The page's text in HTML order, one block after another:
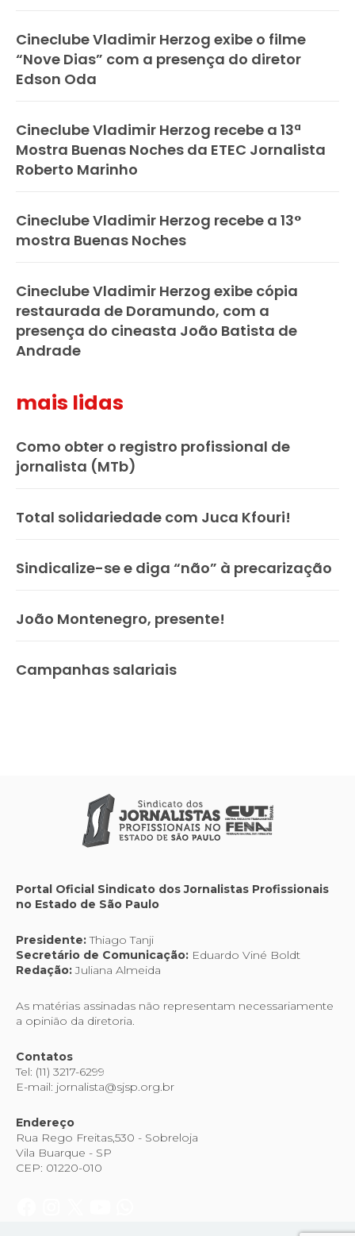
Cineclube Vladimir Herzog exibe o filme
“Nove Dias” com a presença do diretor
Edson Oda
Cineclube Vladimir Herzog recebe a 13ª
Mostra Buenas Noches da ETEC Jornalista
Roberto Marinho
Cineclube Vladimir Herzog recebe a 13°
mostra Buenas Noches
Cineclube Vladimir Herzog exibe cópia
restaurada de Doramundo, com a
presença do cineasta João Batista de
Andrade
mais lidas
Como obter o registro profissional de
jornalista (MTb)
Total solidariedade com Juca Kfouri!
Sindicalize-se e diga “não” à precarização
João Montenegro, presente!
Campanhas salariais
Portal Oficial Sindicato dos Jornalistas Profissionais
no Estado de São Paulo
Presidente:Thiago Tanji
Secretário de Comunicação: Eduardo Viné Boldt
Redação:Juliana Almeida
As matérias assinadas não representam necessariamente
a opinião da diretoria.
Contatos
Tel: (11) 3217-6299
E-mail: jornalista@sjsp.org.br
Endereço
Rua Rego Freitas,530 - Sobreloja
Vila Buarque - SP
CEP: 01220-010